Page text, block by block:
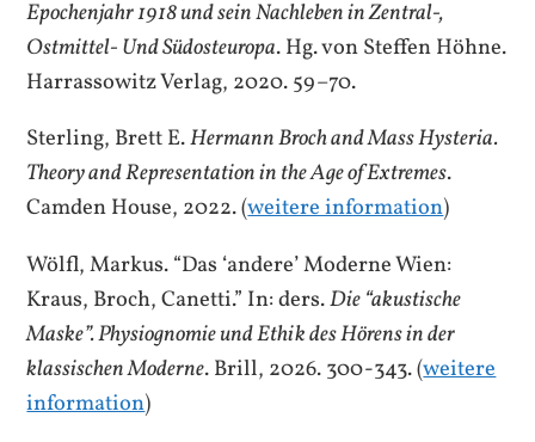
Epochenjahr 1918 und sein Nachleben in Zentral-,
Ostmittel- Und Südosteuropa. Hg. von Steffen Höhne.
Harrassowitz Verlag, 2020. 59–70.
Sterling, Brett E.Hermann Broch and Mass Hysteria.
Theory and Representation in the Age of Extremes.
Camden House, 2022. (weitere information)
Wölfl, Markus. “Das ‘andere’ Moderne Wien:
Kraus, Broch, Canetti.” In: ders.Die “akustische
Maske”. Physiognomie und Ethik des Hörens in der
klassischen Moderne. Brill, 2026. 300-343. (weitere
information)